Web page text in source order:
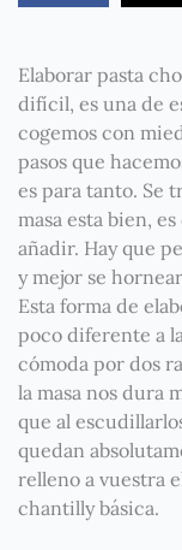
Elaborar pasta
difícil, es una de
cogemos con
pasos que
es para tanto. Se
masa esta bien,
añadir. Hay que
y mejor se
Esta forma de
poco diferente a
cómoda por dos
la masa nos dura
que al
quedan
relleno a vuestra
chantilly básica.